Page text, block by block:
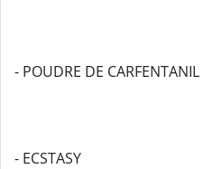
- POUDRE DE CARFENTANIL
- ECSTASY